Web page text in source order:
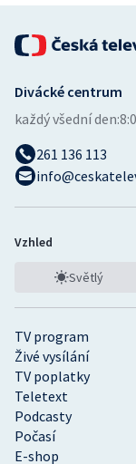
TV program
Živé vysílání
TV poplatky
Teletext
Podcasty
Počasí
E-shop
Divácké centrum
každý všední den:
261 136 113
Vzhled
Světlý